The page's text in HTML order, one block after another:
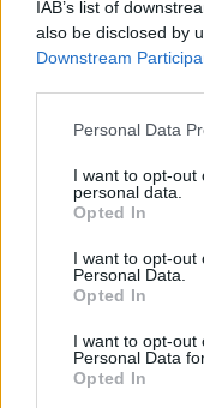
IAB’s list of
also be disclosed by
Downstream
Please note that this
not limited to your
grant or deny
use your data for
consent section.
Personal Data
I want to opt-out
personal data.
Opted In
I want to opt-out
Personal Data.
Opted In
I want to opt-out
Personal Data
Opted In
más
Bornemissza
Portya 2019
melynek során
század
Dróntervek
Tegnap és ma
rendezték meg a
eredmények és